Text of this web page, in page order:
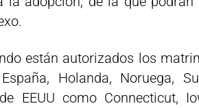
están autorizados los
España, Holanda, Noruega,
EEUU como Connecticut,